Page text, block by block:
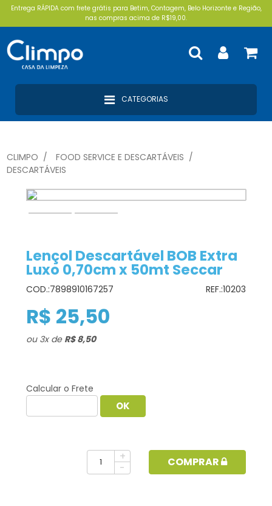
Entrega RÁPIDA com frete grátis para Betim, Contagem, Belo Horizonte e Região,
nas compras acima de R$19,00.
CATEGORIAS
CLIMPO
FOOD SERVICE E DESCARTÁVEIS
DESCARTÁVEIS
Lençol Descartável BOB Extra
Luxo 0,70cm x 50mt Seccar
COD.:7898910167257 REF.:10203
R$ 25,50
ou 3xde R$ 8,50
Calcular o Frete
+
-
COMPRAR